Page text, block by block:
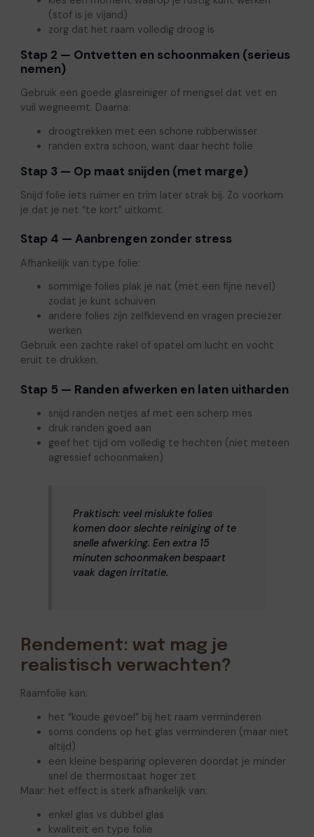
(stof is je vijand)
zorg dat het raam volledig droog is
Stap 2 — Ontvetten en schoonmaken (serieus
nemen)
Gebruik een goede glasreiniger of mengsel dat vet en
vuil wegneemt. Daarna:
droogtrekken met een schone rubberwisser
randen extra schoon, want daar hecht folie
Stap 3 — Op maat snijden (met marge)
Snijd folie iets ruimer en trim later strak bij. Zo voorkom
je dat je net “te kort” uitkomt.
Stap 4 — Aanbrengen zonder stress
Afhankelijk van type folie:
sommige folies plak je nat (met een fijne nevel)
zodat je kunt schuiven
andere folies zijn zelfklevend en vragen preciezer
werken
Gebruik een zachte rakel of spatel om lucht en vocht
eruit te drukken.
Stap 5 — Randen afwerken en laten uitharden
snijd randen netjes af met een scherp mes
druk randen goed aan
geef het tijd om volledig te hechten (niet meteen
agressief schoonmaken)
Praktisch: veel mislukte folies
komen door slechte reiniging of te
snelle afwerking. Een extra 15
minuten schoonmaken bespaart
vaak dagen irritatie.
Rendement: wat mag je
realistisch verwachten?
Raamfolie kan:
het “koude gevoel” bij het raam verminderen
soms condens op het glas verminderen (maar niet
altijd)
een kleine besparing opleveren doordat je minder
snel de thermostaat hoger zet
Maar: het effect is sterk afhankelijk van:
enkel glas vs dubbel glas
kwaliteit en type folie